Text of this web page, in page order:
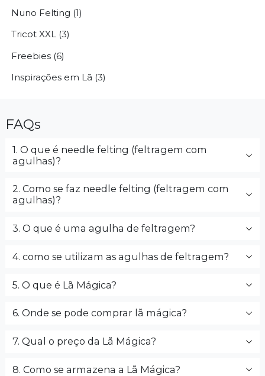
Nuno Felting (1)
Tricot XXL (3)
Freebies (6)
Inspirações em Lã (3)
FAQs
1. O que é needle felting (feltragem com
agulhas)?
2. Como se faz needle felting (feltragem com
agulhas)?
3. O que é uma agulha de feltragem?
4. como se utilizam as agulhas de feltragem?
5. O que é Lã Mágica?
6. Onde se pode comprar lã mágica?
7. Qual o preço da Lã Mágica?
8. Como se armazena a Lã Mágica?